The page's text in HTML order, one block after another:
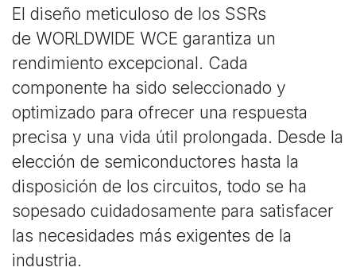
El diseño meticuloso de los SSRs
de WORLDWIDE WCE garantiza un
rendimiento excepcional. Cada
componente ha sido seleccionado y
optimizado para ofrecer una respuesta
precisa y una vida útil prolongada. Desde la
elección de semiconductores hasta la
disposición de los circuitos, todo se ha
sopesado cuidadosamente para satisfacer
las necesidades más exigentes de la
industria.